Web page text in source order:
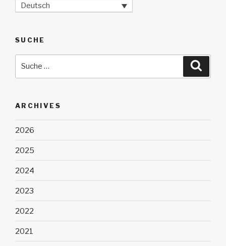
Deutsch
SUCHE
ARCHIVES
2026
2025
2024
2023
2022
2021